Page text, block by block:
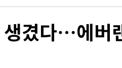
견…감정가 1.3억원
' 일본과 한일전
명 사망·1명 실종
도' 무더위, 열대야 계속[다음주
겼다…에버